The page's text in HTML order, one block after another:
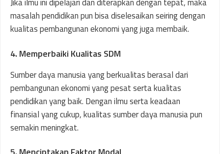
masalah pendidikan pun bisa diselesaikan seiring dengan
kualitas pembangunan ekonomi yang juga membaik.
4. Memperbaiki Kualitas SDM
Sumber daya manusia yang berkualitas berasal dari
pembangunan ekonomi yang pesat serta kualitas
pendidikan yang baik. Dengan ilmu serta keadaan
finansial yang cukup, kualitas sumber daya manusia pun
semakin meningkat.